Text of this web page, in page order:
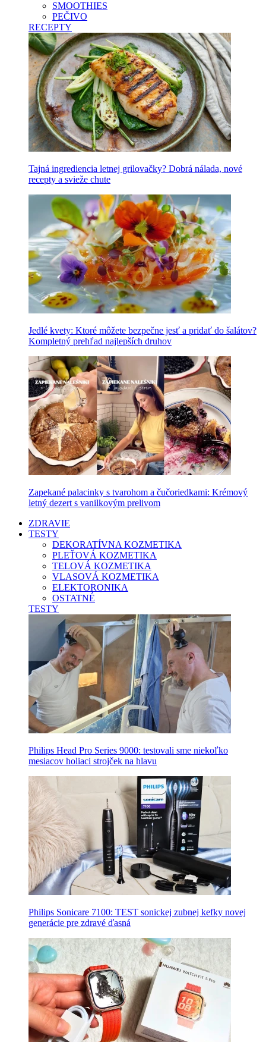
SMOOTHIES
PEČIVO
RECEPTY
Tajná ingrediencia letnej grilovačky? Dobrá nálada, nové
recepty a svieže chute
Jedlé kvety: Ktoré môžete bezpečne jesť a pridať do šalátov?
Kompletný prehľad najlepších druhov
Zapekané palacinky s tvarohom a čučoriedkami: Krémový
letný dezert s vanilkovým prelivom
ZDRAVIE
TESTY
DEKORATÍVNA KOZMETIKA
PLEŤOVÁ KOZMETIKA
TELOVÁ KOZMETIKA
VLASOVÁ KOZMETIKA
ELEKTORONIKA
OSTATNÉ
TESTY
Philips Head Pro Series 9000: testovali sme niekoľko
mesiacov holiaci strojček na hlavu
Philips Sonicare 7100: TEST sonickej zubnej kefky novej
generácie pre zdravé ďasná